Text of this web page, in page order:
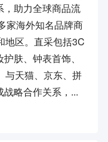
，助力全球商品流
家海外知名品牌商
地区。直采包括3C
肤、钟表首饰、
与天猫、京东、拼
略合作关系，...